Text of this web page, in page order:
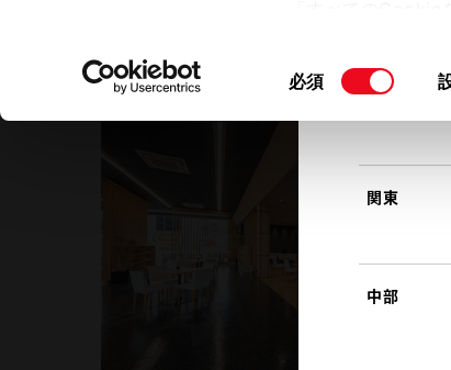
て」をご覧くださ
同
必須
東北
関東
中部
６号取手店